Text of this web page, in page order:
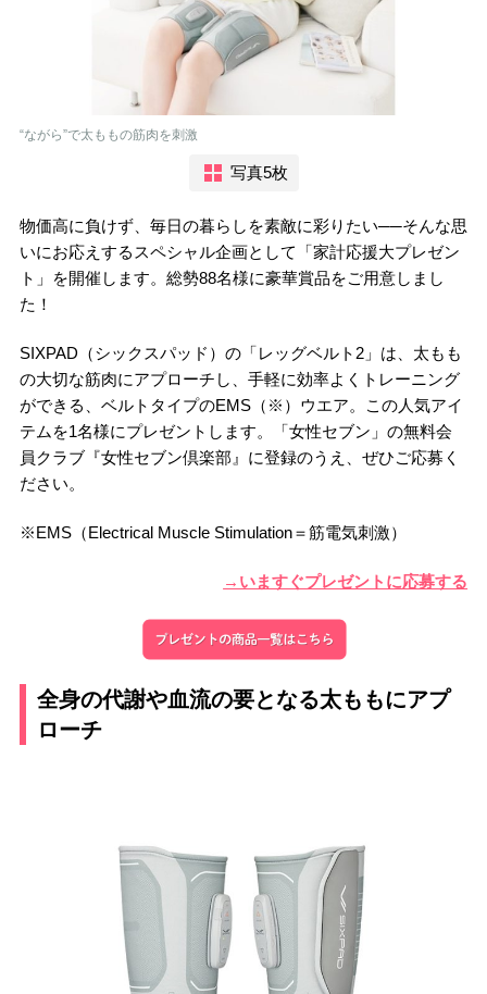
“ながら”で太ももの筋肉を刺激
写真5枚
物価高に負けず、毎日の暮らしを素敵に彩りたい──そんな思
いにお応えするスペシャル企画として「家計応援大プレゼン
ト」を開催します。総勢88名様に豪華賞品をご用意しまし
た！
SIXPAD（シックスパッド）の「レッグベルト2」は、太もも
の大切な筋肉にアプローチし、手軽に効率よくトレーニング
ができる、ベルトタイプのEMS（※）ウエア。この人気アイ
テムを1名様にプレゼントします。「女性セブン」の無料会
員クラブ『女性セブン倶楽部』に登録のうえ、ぜひご応募く
ださい。
※EMS（Electrical Muscle Stimulation＝筋電気刺激）
→いますぐプレゼントに応募する
全身の代謝や血流の要となる太ももにアプ
ローチ